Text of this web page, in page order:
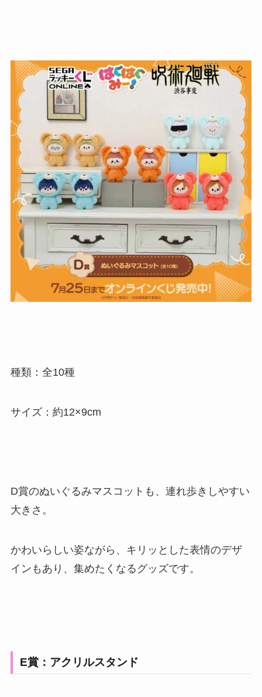
種類：全10種
サイズ：約12×9cm
D賞のぬいぐるみマスコットも、連れ歩きしやすい
大きさ。
かわいらしい姿ながら、キリッとした表情のデザ
インもあり、集めたくなるグッズです。
E賞：アクリルスタンド